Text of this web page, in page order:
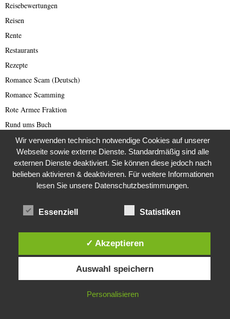
Reisebewertungen
Reisen
Rente
Restaurants
Rezepte
Romance Scam (Deutsch)
Romance Scamming
Rote Armee Fraktion
Rund ums Buch
Russland
Saar-Lor-Lux
Scammer
Scammer Alarm
Schwerpunktthema Wirecard Skandal
Sextortion-Scam
Diese Website verwendet Cookies. Durch die weitere Nutzung dieser
Website stimmst du der Verwendung von Cookies zu.
IN ORDNUNG
Wir verwenden technisch notwendige Cookies auf unserer
Webseite sowie externe Dienste. Standardmäßig sind alle
externen Dienste deaktiviert. Sie können diese jedoch nach
belieben aktivieren & deaktivieren. Für weitere Informationen
lesen Sie unsere Datenschutzbestimmungen.
Essenziell Statistiken
✓ Akzeptieren
Auswahl speichern
Personalisieren